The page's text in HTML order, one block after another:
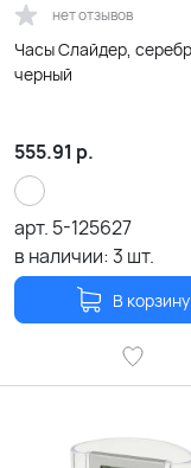
нет отзывов
Часы Слайдер, серебристый/
черный
555.91 р.
арт. 5-125627
в наличии:3 шт.
В корзину